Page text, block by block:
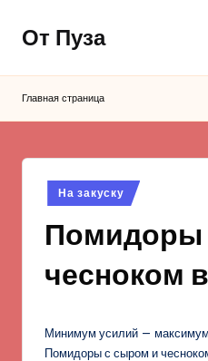
Перейти
содержимому
От Пуза
вкусные
Главная страница
Опубликовано
в
На закуску
Помидоры
чесноком
Минимум усилий — максимум
Помидоры с сыром и